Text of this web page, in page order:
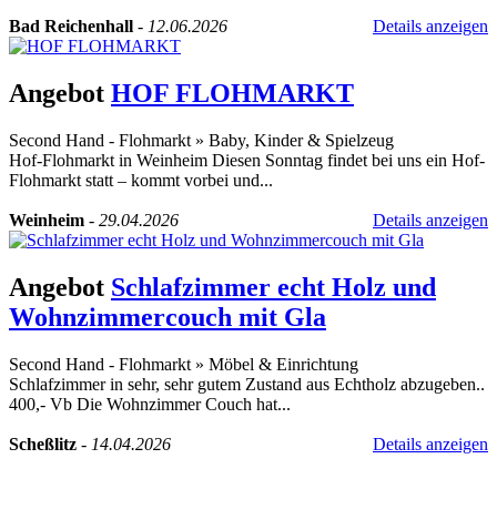
Bad Reichenhall - 12.06.2026 Details anzeigen
Angebot HOF FLOHMARKT
Second Hand - Flohmarkt » Baby, Kinder & Spielzeug
Hof-Flohmarkt in Weinheim Diesen Sonntag findet bei uns ein Hof-
Flohmarkt statt – kommt vorbei und...
Weinheim - 29.04.2026 Details anzeigen
Angebot Schlafzimmer echt Holz und
Wohnzimmercouch mit Gla
Second Hand - Flohmarkt » Möbel & Einrichtung
Schlafzimmer in sehr, sehr gutem Zustand aus Echtholz abzugeben..
400,- Vb Die Wohnzimmer Couch hat...
Scheßlitz - 14.04.2026 Details anzeigen